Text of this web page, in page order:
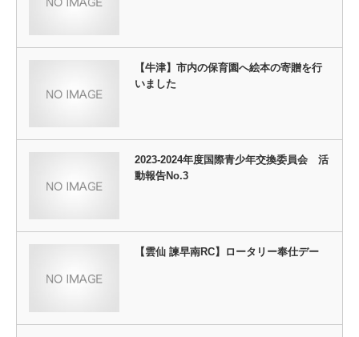
【牛津】市内の保育園へ絵本の寄贈を行
いました
2023-2024年度国際青少年交換委員会 活
動報告No.3
【雲仙 諫早南RC】ロータリー奉仕デー